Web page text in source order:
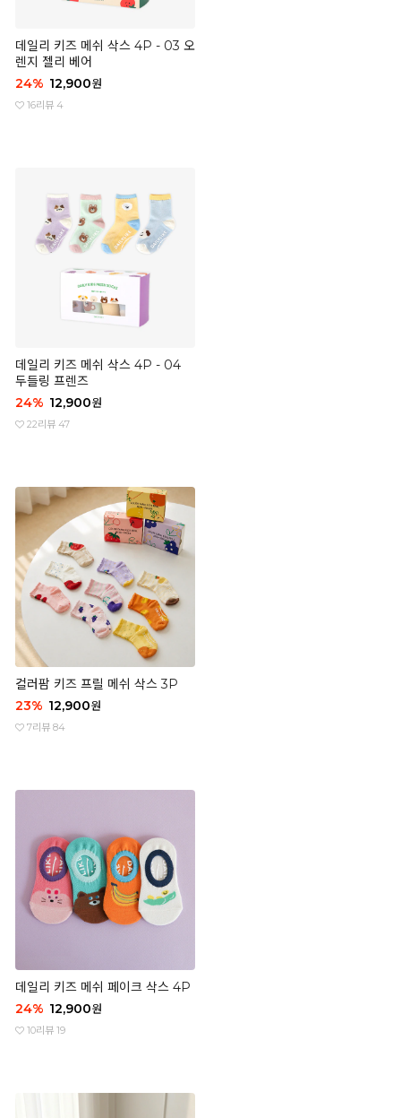
데일리 키즈 메쉬 삭스 4P - 03 오
렌지 젤리 베어
24% 12,900원
16리뷰 4
데일리 키즈 메쉬 삭스 4P - 04
두들링 프렌즈
24% 12,900원
22리뷰 47
컬러팜 키즈 프릴 메쉬 삭스 3P
23% 12,900원
7리뷰 84
데일리 키즈 메쉬 페이크 삭스 4P
24% 12,900원
10리뷰 19